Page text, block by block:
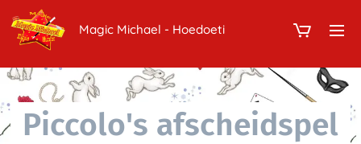
Magic Michael - Hoedoeti
Piccolo's afscheidspel